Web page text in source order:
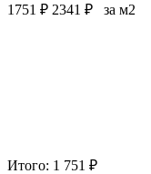
1751 ₽ 2341 ₽ за м2
Итого: 1 751 ₽